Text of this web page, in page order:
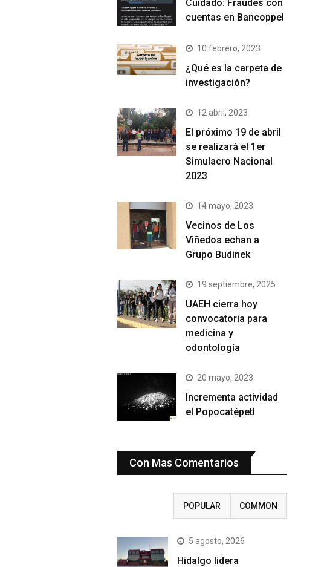
Cuidado: Fraudes con
cuentas en Bancoppel
10 febrero, 2023
¿Qué es la carpeta de
investigación?
12 abril, 2023
El próximo 19 de abril
se realizará el 1er
Simulacro Nacional
2023
14 mayo, 2023
Vecinos de Los
Viñedos echan a
Grupo Budinek
19 septiembre, 2025
UAEH cierra hoy
convocatoria para
medicina y
odontología
20 mayo, 2023
Incrementa actividad
el Popocatépetl
Con Mas Comentarios
POPULAR COMMON
5 agosto, 2026
Hidalgo lidera